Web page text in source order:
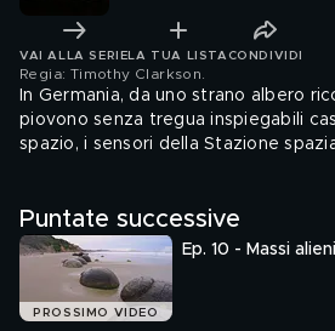
VAI ALLA SERIE LA TUA LISTA CONDIVIDI
Regia: Timothy Clarkson
In Germania, da uno strano albero
piovono senza tregua inspiegabili
spazio, i sensori della Stazione
invadere la strada. In Sud Dakota, il
un'inquietante tonalità verde,
padre e un figlio avvistano due luci
l'atmosfera.
Puntate successive
PROSSIMO VIDEO
Ep. 10 - Massi